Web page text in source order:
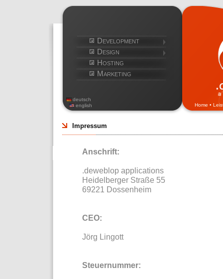
Development
Design
Hosting
Marketing
deutsch
english
Home •
Impressum
Anschrift:
.deweblop applications
Heidelberger Straße 55
69221 Dossenheim
CEO:
Jörg Lingott
Steuernummer: